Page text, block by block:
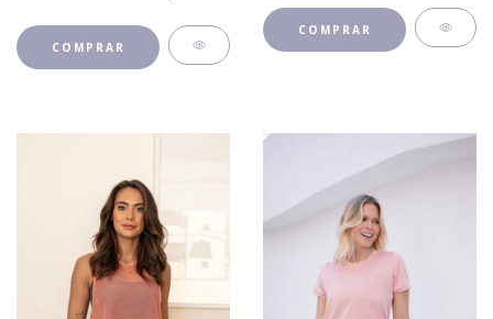
COMPRAR
COMPRAR